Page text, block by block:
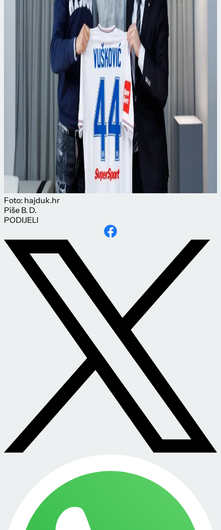
Foto: hajduk.hr
Piše B. D.
PODIJELI